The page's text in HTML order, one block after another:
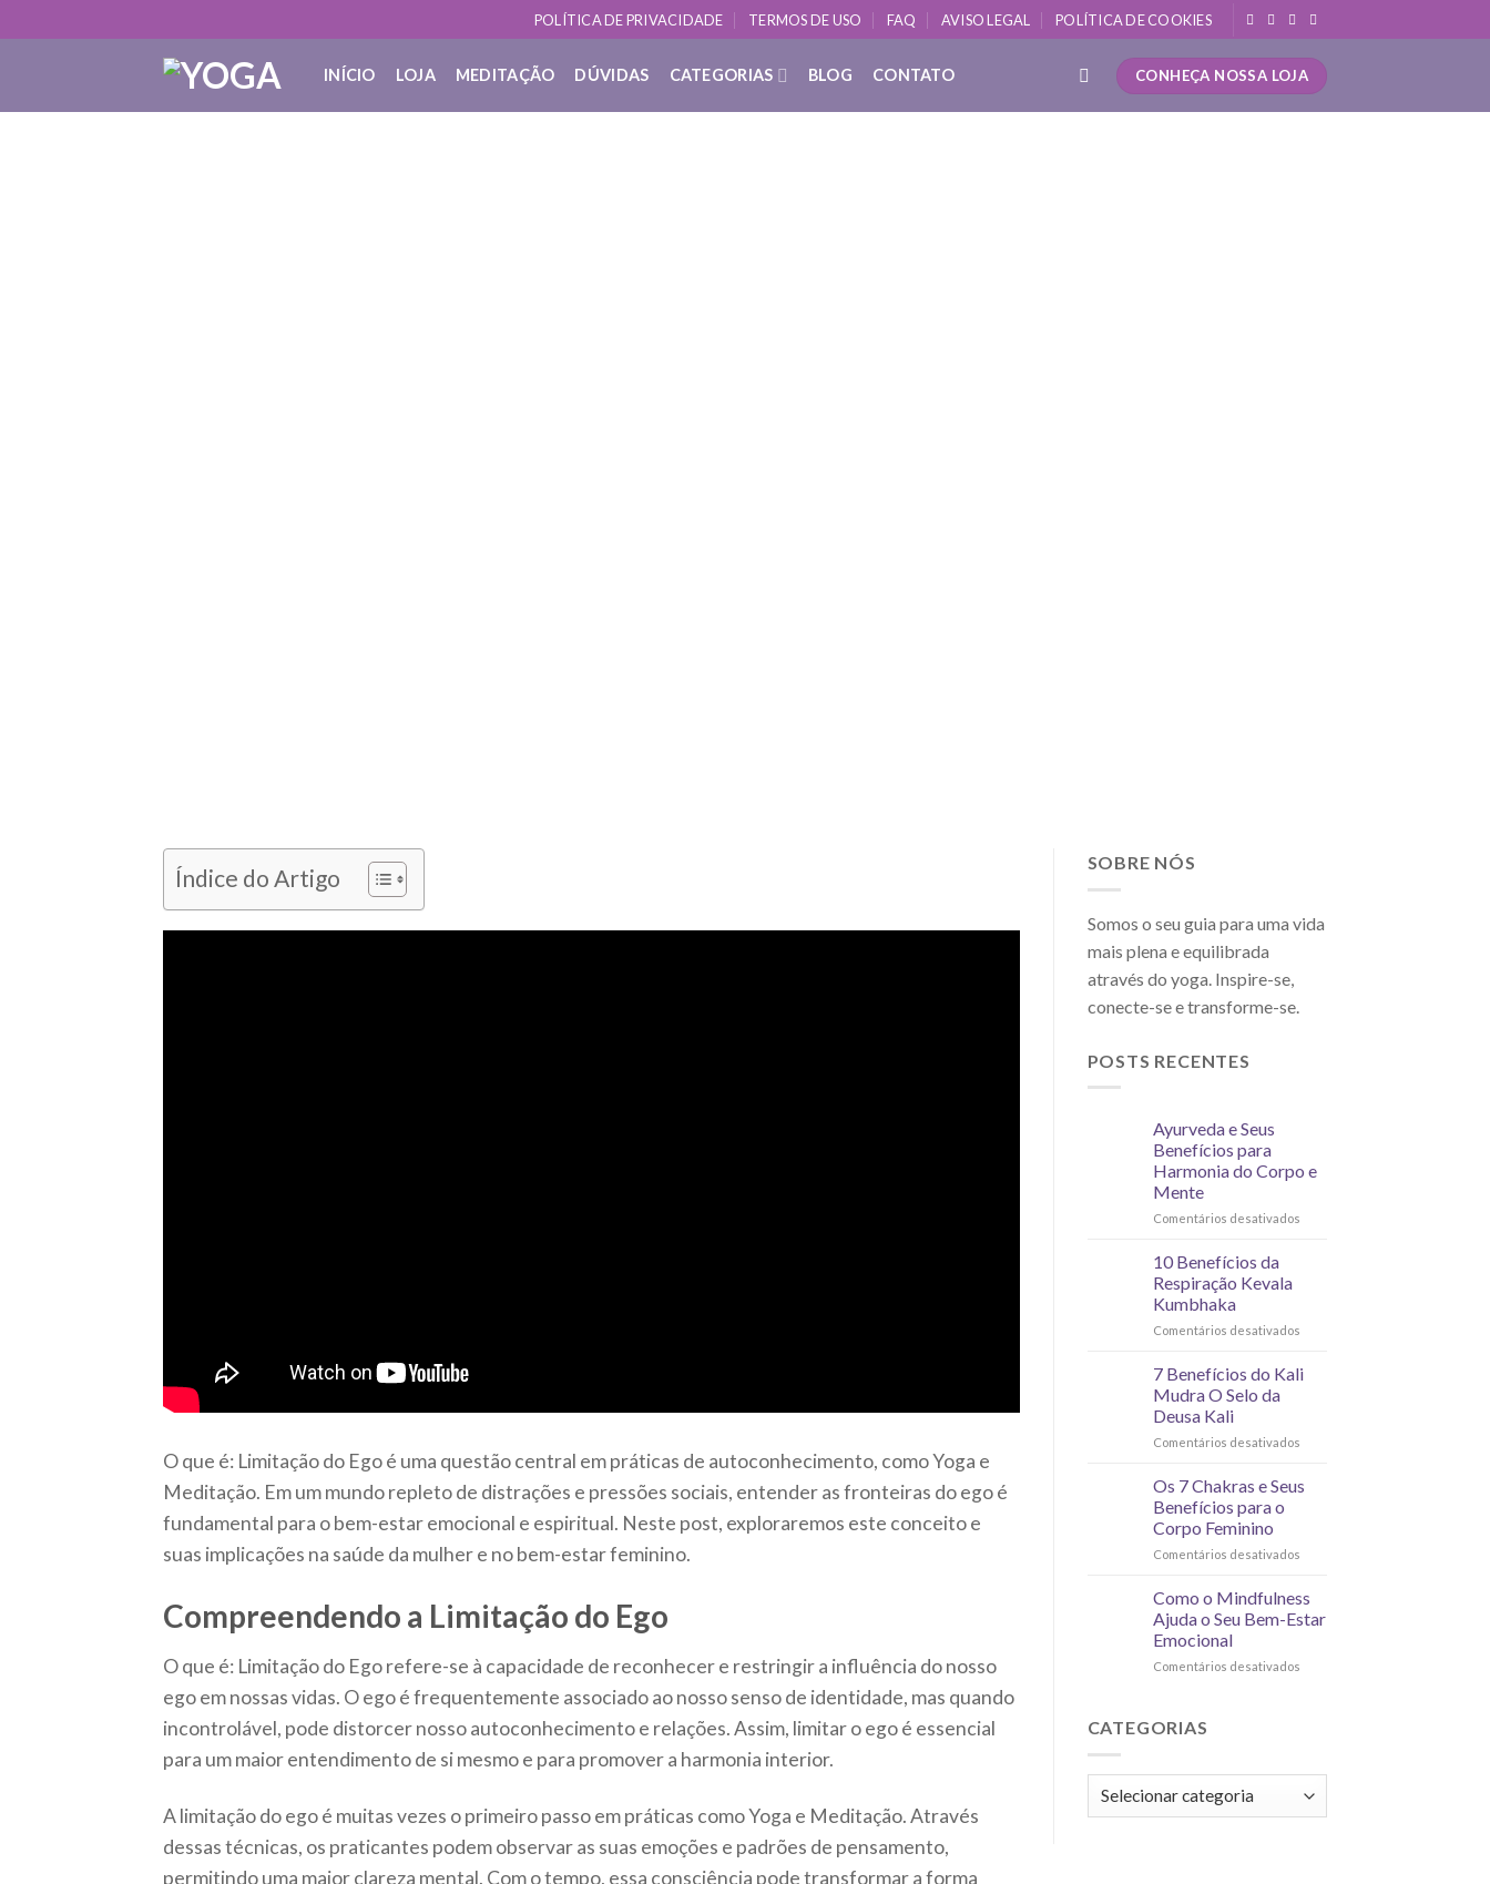
POLÍTICA DE PRIVACIDADE TERMOS DE USO FAQ AVISO LEGAL POLÍTICA DE COOKIES
INÍCIO LOJA MEDITAÇÃO DÚVIDAS CATEGORIAS BLOG CONTATO CONHEÇA NOSSA LOJA
Índice do Artigo
O que é: Limitação do Ego é uma questão central em práticas de autoconhecimento, como Yoga e
Meditação. Em um mundo repleto de distrações e pressões sociais, entender as fronteiras do ego é
fundamental para o bem-estar emocional e espiritual. Neste post, exploraremos este conceito e
suas implicações na saúde da mulher e no bem-estar feminino.
Compreendendo a Limitação do Ego
O que é: Limitação do Ego refere-se à capacidade de reconhecer e restringir a influência do nosso
ego em nossas vidas. O ego é frequentemente associado ao nosso senso de identidade, mas quando
incontrolável, pode distorcer nosso autoconhecimento e relações. Assim, limitar o ego é essencial
para um maior entendimento de si mesmo e para promover a harmonia interior.
A limitação do ego é muitas vezes o primeiro passo em práticas como Yoga e Meditação. Através
dessas técnicas, os praticantes podem observar as suas emoções e padrões de pensamento,
permitindo uma maior clareza mental. Com o tempo, essa consciência pode transformar a forma
SOBRE NÓS
Somos o seu guia para uma vida
mais plena e equilibrada
através do yoga. Inspire-se,
conecte-se e transforme-se.
POSTS RECENTES
Ayurveda e Seus
Benefícios para
Harmonia do Corpo e
Mente
Comentários desativados
10 Benefícios da
Respiração Kevala
Kumbhaka
Comentários desativados
7 Benefícios do Kali
Mudra O Selo da
Deusa Kali
Comentários desativados
Os 7 Chakras e Seus
Benefícios para o
Corpo Feminino
Comentários desativados
Como o Mindfulness
Ajuda o Seu Bem-Estar
Emocional
Comentários desativados
CATEGORIAS